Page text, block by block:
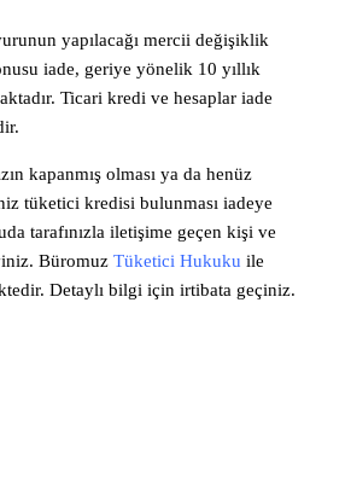
yapılacağı mercii değişiklik
iade, geriye yönelik 10 yıllık
Ticari kredi ve hesaplar iade
kapanmış olması ya da henüz
tüketici kredisi bulunması iadeye
tarafınızla iletişime geçen kişi ve
Büromuz Tüketici Hukuku ile
Detaylı bilgi için irtibata geçiniz.